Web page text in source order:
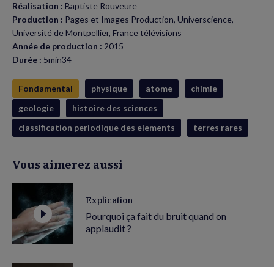
Réalisation : Baptiste Rouveure
Production : Pages et Images Production, Universcience,
Université de Montpellier, France télévisions
Année de production : 2015
Durée : 5min34
Fondamental physique atome
chimie
geologie
histoire des sciences
classification periodique des elements
terres rares
Vous aimerez aussi
Explication
Pourquoi ça fait du bruit quand on
applaudit ?